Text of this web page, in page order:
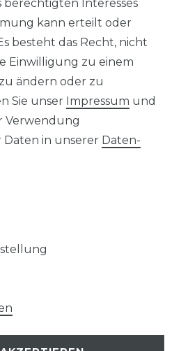
nette Rückmeldung
celle
12.06.2026
04.06.2026
Interesses
kann erteilt oder
besteht das Recht, nicht
Einwilligung zu einem
ändern oder zu
Sie unser Impressum und
Verwendung
in unserer Daten­